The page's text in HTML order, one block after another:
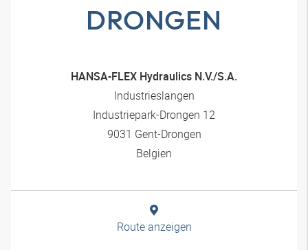
DRONGEN
HANSA-FLEX Hydraulics N.V./S.A.
Industrieslangen
Industriepark-Drongen 12
9031 Gent-Drongen
Belgien
Route anzeigen